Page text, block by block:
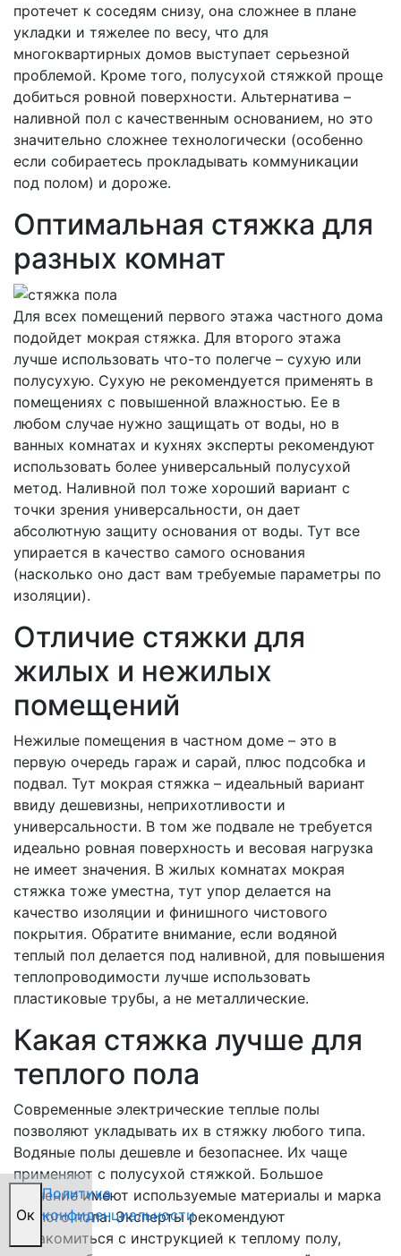
протечет к соседям снизу, она сложнее в плане
укладки и тяжелее по весу, что для
многоквартирных домов выступает серьезной
проблемой. Кроме того, полусухой стяжкой проще
добиться ровной поверхности. Альтернатива –
наливной пол с качественным основанием, но это
значительно сложнее технологически (особенно
если собираетесь прокладывать коммуникации
под полом) и дороже.
Оптимальная стяжка для
разных комнат
Для всех помещений первого этажа частного дома
подойдет мокрая стяжка. Для второго этажа
лучше использовать что-то полегче – сухую или
полусухую. Сухую не рекомендуется применять в
помещениях с повышенной влажностью. Ее в
любом случае нужно защищать от воды, но в
ванных комнатах и кухнях эксперты рекомендуют
использовать более универсальный полусухой
метод. Наливной пол тоже хороший вариант с
точки зрения универсальности, он дает
абсолютную защиту основания от воды. Тут все
упирается в качество самого основания
(насколько оно даст вам требуемые параметры по
изоляции).
Отличие стяжки для
жилых и нежилых
помещений
Нежилые помещения в частном доме – это в
первую очередь гараж и сарай, плюс подсобка и
подвал. Тут мокрая стяжка – идеальный вариант
ввиду дешевизны, неприхотливости и
универсальности. В том же подвале не требуется
идеально ровная поверхность и весовая нагрузка
не имеет значения. В жилых комнатах мокрая
стяжка тоже уместна, тут упор делается на
качество изоляции и финишного чистового
покрытия. Обратите внимание, если водяной
теплый пол делается под наливной, для повышения
теплопроводимости лучше использовать
пластиковые трубы, а не металлические.
Какая стяжка лучше для
теплого пола
Современные электрические теплые полы
позволяют укладывать их в стяжку любого типа.
Водяные полы дешевле и безопаснее. Их чаще
применяют с полусухой стяжкой. Большое
значение имеют используемые материалы и марка
теплого пола. Эксперты рекомендуют
ознакомиться с инструкцией к теплому полу,
Oк
Политика
конфиденциальности